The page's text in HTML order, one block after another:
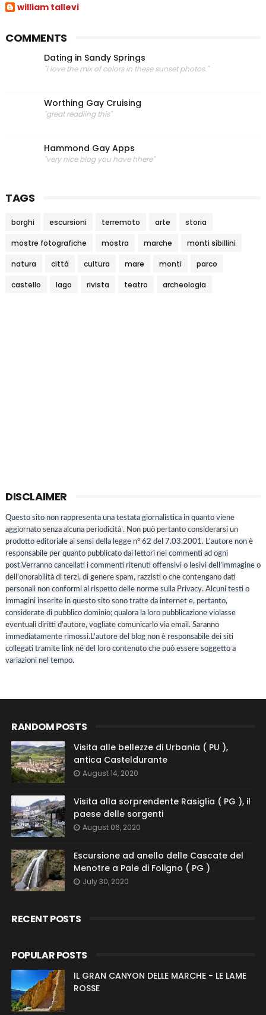
william tallevi
COMMENTS
Dating in Sandy Springs
"i love the mix of colors in these sunset photos."
Worthing Gay Cruising
"great readiing this"
Hammond Gay Apps
"very nice blog you have hhere"
TAGS
borghi escursioni terremoto arte storia
mostre fotografiche mostra marche monti sibillini
natura città cultura mare monti parco
castello lago rivista teatro archeologia
DISCLAIMER
Questo sito non rappresenta una testata giornalistica in quanto viene
aggiornato senza alcuna periodicità . Non può pertanto considerarsi un
prodotto editoriale ai sensi della legge n° 62 del 7.03.2001. L'autore non è
responsabile per quanto pubblicato dai lettori nei commenti ad ogni
post.Verranno cancellati i commenti ritenuti offensivi o lesivi dell’immagine o
dell’onorabilità di terzi, di genere spam, razzisti o che contengano dati
personali non conformi al rispetto delle norme sulla Privacy. Alcuni testi o
immagini inserite in questo sito sono tratte da internet e, pertanto,
considerate di pubblico dominio; qualora la loro pubblicazione violasse
eventuali diritti d'autore, vogliate comunicarlo via email. Saranno
immediatamente rimossi.L'autore del blog non è responsabile dei siti
collegati tramite link né del loro contenuto che può essere soggetto a
variazioni nel tempo.
RANDOM POSTS
Visita alle bellezze di Urbania ( PU ),
antica Casteldurante
August 14, 2020
Visita alla sorprendente Rasiglia ( PG ), il
paese delle sorgenti
August 06, 2020
Escursione ad anello delle Cascate del
Menotre a Pale di Foligno ( PG )
July 30, 2020
RECENT POSTS
POPULAR POSTS
IL GRAN CANYON DELLE MARCHE - LE LAME
ROSSE